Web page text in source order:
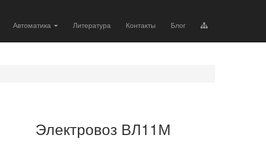
Автоматика Литература Контакты Блог
Электровоз ВЛ11М